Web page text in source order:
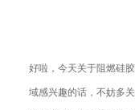
好啦，今天关于阻燃硅
域感兴趣的话，不妨多